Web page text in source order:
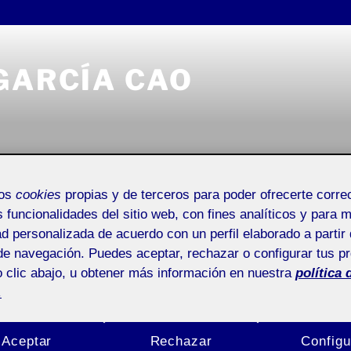
CAO
GARCÍA CAO ACTIFOLIO
PR La
cookies propias y de terceros para poder ofrecerte
funcionalidades del sitio web, con fines analíticos y para
personalizada de acuerdo con un perfil elaborado a partir
navegación. Puedes aceptar, rechazar o configurar tus
clic abajo, u obtener más información en nuestra política
Rechazar
Aceptar